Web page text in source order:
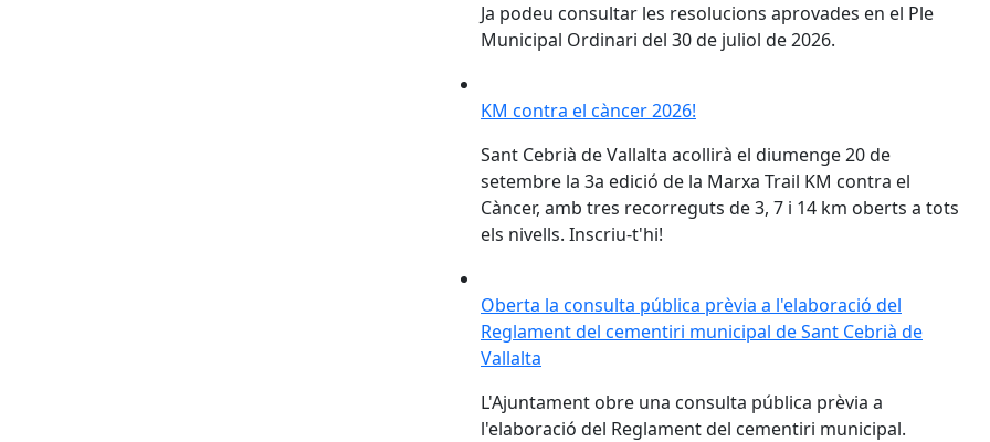
Ja podeu consultar les resolucions aprovades en el Ple
Municipal Ordinari del 30 de juliol de 2026.
KM contra el càncer 2026!
Sant Cebrià de Vallalta acollirà el diumenge 20 de
setembre la 3a edició de la Marxa Trail KM contra el
Càncer, amb tres recorreguts de 3, 7 i 14 km oberts a tots
els nivells. Inscriu-t'hi!
Oberta la consulta pública prèvia a l'elaboració del
Reglament del cementiri municipal de Sant Cebrià de
Vallalta
L'Ajuntament obre una consulta pública prèvia a
l'elaboració del Reglament del cementiri municipal.